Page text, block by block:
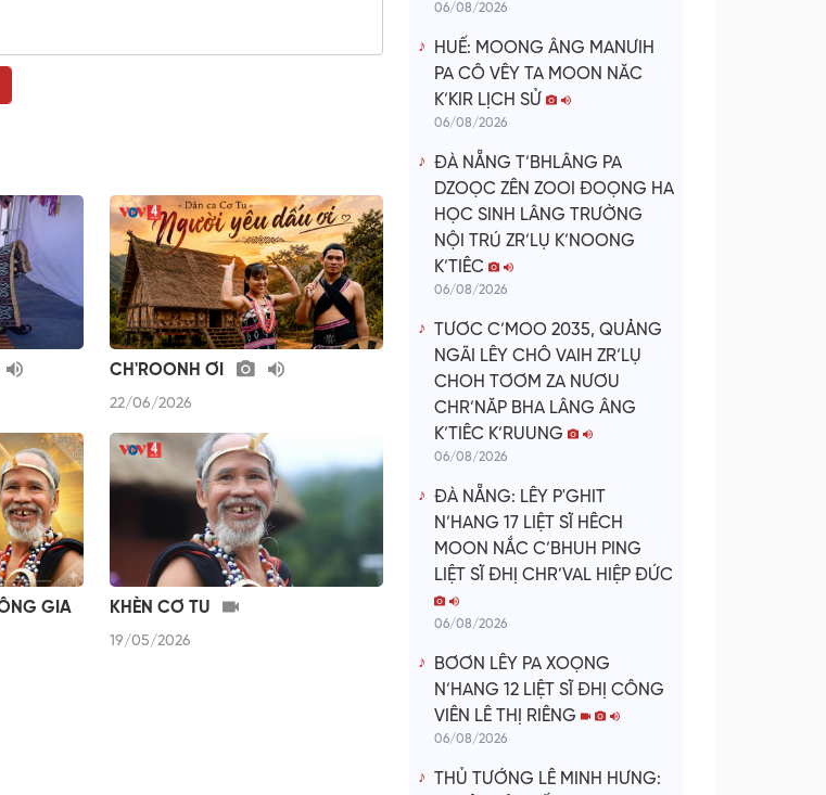
CH'ROONH ƠI
22/06/2026
GIA KHÈN CƠ TU
19/05/2026
06/08/2026
HUẾ: MOONG ÂNG MANƯIH
PA CÔ VÊY TA MOON NĂC
K’KIR LỊCH SỬ
06/08/2026
ĐÀ NẴNG T’BHLÂNG PA
DZOỌC ZÊN ZOOI ĐOỌNG HA
HỌC SINH LÂNG TRƯỜNG
NỘI TRÚ ZR’LỤ K’NOONG
K’TIÊC
06/08/2026
TƯƠC C’MOO 2035, QUẢNG
NGÃI LÊY CHÔ VAIH ZR’LỤ
CHOH TƠƠM ZA NƯƠU
CHR’NĂP BHA LÂNG ÂNG
K’TIÊC K’RUUNG
06/08/2026
ĐÀ NẴNG: LÊY P'GHIT
N’HANG 17 LIỆT SĨ HÊCH
MOON NẮC C’BHUH PING
LIỆT SĨ ĐHỊ CHR’VAL HIỆP ĐỨC
06/08/2026
BƠƠN LÊY PA XOỌNG
N’HANG 12 LIỆT SĨ ĐHỊ CÔNG
VIÊN LÊ THỊ RIÊNG
06/08/2026
THỦ TƯỚNG LÊ MINH HƯNG: